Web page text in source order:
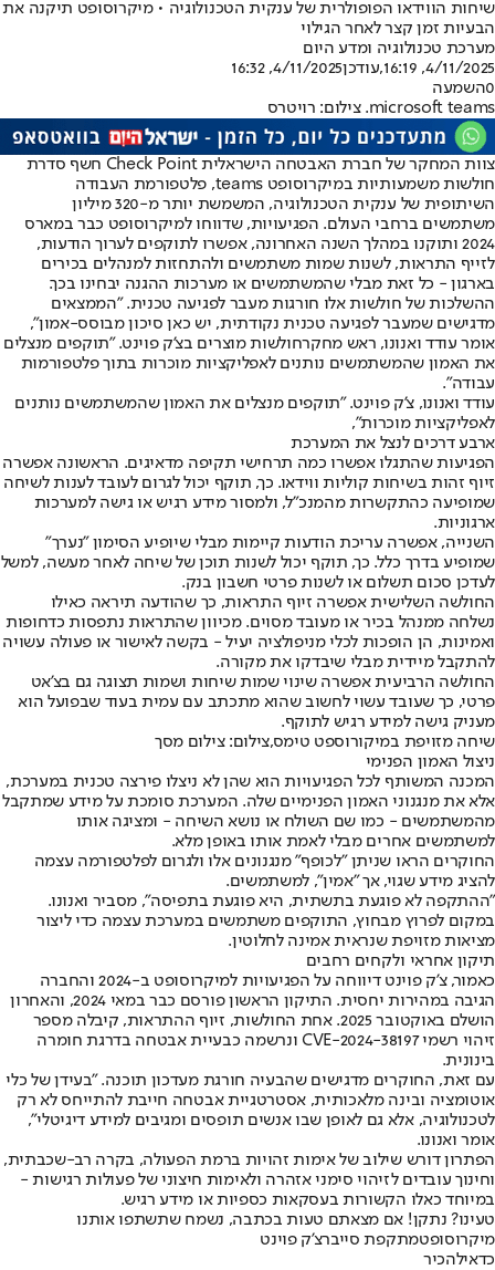
שיחות הווידאו הפופולרית של ענקית הטכנולוגיה • מיקרוסופט תיקנה את
הבעיות זמן קצר לאחר הגילוי
מערכת טכנולוגיה ומדע היום
4/11/2025, 16:19
,עודכן4/11/2025, 16:32
0השמעה
microsoft teams. צילום: רויטרס
צוות המחקר של חברת האבטחה הישראלית Check Point חשף סדרת
חולשות משמעותיות ב
מיקרוסופט teams, פלטפורמת העבודה
השיתופית של ענקית הטכנולוגיה
, המשמשת יותר מ-320 מיליון
משתמשים ברחבי העולם. הפגיעויות, שדווחו למיקרוסופט כבר במארס
2024 ותוקנו במהלך השנה האחרונה, אפשרו לתוקפים לערוך הודעות,
לזייף התראות, לשנות שמות משתמשים ולהתחזות למנהלים בכירים
בארגון - כל זאת מבלי שהמשתמשים או מערכות ההגנה יבחינו בכך.
ההשלכות של חולשות אלו חורגות מעבר לפגיעה טכנית. "הממצאים
מדגישים שמעבר לפגיעה טכנית נקודתית, יש כאן סיכון מבוסס-אמון",
אומר עודד ואנונו, ראש מחקרחולשות מוצרים בצ'ק פוינט. "תוקפים מנצלים
את האמון שהמשתמשים נותנים לאפליקציות מוכרות בתוך פלטפורמות
עבודה".
עודד ואנונו, צ'ק פוינט. "תוקפים מנצלים את האמון שהמשתמשים נותנים
לאפליקציות מוכרות",
ארבע דרכים לנצל את המערכת
הפגיעות שהתגלו אפשרו כמה תרחישי תקיפה מדאיגים. הראשונה אפשרה
זיוף זהות בשיחות קוליות ווידאו. כך, תוקף יכול לגרום לעובד לענות לשיחה
שמופיעה כהתקשרות מהמנכ"ל, ולמסור מידע רגיש או גישה למערכות
ארגוניות.
השנייה, אפשרה עריכת הודעות קיימות מבלי שיופיע הסימון "נערך"
שמופיע בדרך כלל. כך, תוקף יכול לשנות תוכן של שיחה לאחר מעשה, למשל
לעדכן סכום תשלום או לשנות פרטי חשבון בנק.
החולשה השלישית אפשרה זיוף התראות, כך שהודעה תיראה כאילו
נשלחה ממנהל בכיר או מעובד מסוים. מכיוון שהתראות נתפסות כדחופות
ואמינות, הן הופכות לכלי מניפולציה יעיל - בקשה לאישור או פעולה עשויה
להתקבל מיידית מבלי שיבדקו את מקורה.
החולשה הרביעית אפשרה שינוי שמות שיחות ושמות תצוגה גם בצ'אט
פרטי, כך שעובד עשוי לחשוב שהוא מתכתב עם עמית בעוד שבפועל הוא
מעניק גישה למידע רגיש לתוקף.
שיחה מזויפת במיקורוספט טימס,צילום: צילום מסך
ניצול האמון הפנימי
המכנה המשותף לכל הפגיעויות הוא שהן לא ניצלו פירצה טכנית במערכת,
אלא את מנגנוני האמון הפנימיים שלה. המערכת סומכת על מידע שמתקבל
מהמשתמשים - כמו שם השולח או נושא השיחה - ומציגה אותו
למשתמשים אחרים מבלי לאמת אותו באופן מלא.
החוקרים הראו שניתן "לכופף" מנגנונים אלו ולגרום לפלטפורמה עצמה
להציג מידע שגוי, אך "אמין", למשתמשים.
"ההתקפה לא פוגעת בתשתית, היא פוגעת בתפיסה", מסביר ואנונו.
במקום לפרוץ מבחוץ, התוקפים משתמשים במערכת עצמה כדי ליצור
מציאות מזויפת שנראית אמינה לחלוטין.
תיקון אחראי ולקחים רחבים
כאמור, צ'ק פוינט דיווחה על הפגיעויות למיקרוסופט ב-2024 והחברה
הגיבה במהירות יחסית. התיקון הראשון פורסם כבר במאי 2024, והאחרון
הושלם באוקטובר 2025. אחת החולשות, זיוף ההתראות, קיבלה מספר
זיהוי רשמי CVE-2024-38197 ונרשמה כבעיית אבטחה בדרגת חומרה
בינונית.
עם זאת, החוקרים מדגישים שהבעיה חורגת מעדכון תוכנה. "בעידן של כלי
אוטומציה ובינה מלאכותית, אסטרטגיית אבטחה חייבת להתייחס לא רק
לטכנולוגיה, אלא גם לאופן שבו אנשים תופסים ומגיבים למידע דיגיטלי",
אומר ואנונו.
הפתרון דורש שילוב של אימות זהויות ברמת הפעולה, בקרה רב-שכבתית,
וחינוך עובדים לזיהוי סימני אזהרה ולאימות חיצוני של פעולות רגישות -
במיוחד כאלו הקשורות בעסקאות כספיות או מידע רגיש.
טעינו? נתקן! אם מצאתם טעות בכתבה, נשמח שתשתפו אותנו
מיקרוסופטמתקפת סייברצ'ק פוינט
כדאילהכיר